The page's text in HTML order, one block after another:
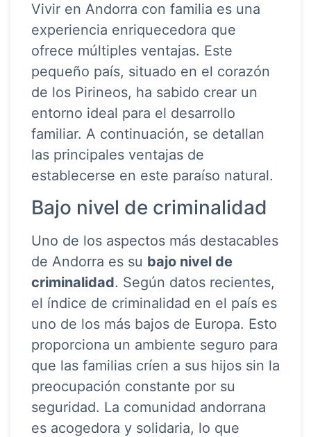
Vivir en Andorra con familia es una
experiencia enriquecedora que
ofrece múltiples ventajas. Este
pequeño país, situado en el corazón
de los Pirineos, ha sabido crear un
entorno ideal para el desarrollo
familiar. A continuación, se detallan
las principales ventajas de
establecerse en este paraíso natural.
Bajo nivel de criminalidad
Uno de los aspectos más destacables
de Andorra es su bajo nivel de
criminalidad. Según datos recientes,
el índice de criminalidad en el país es
uno de los más bajos de Europa. Esto
proporciona un ambiente seguro para
que las familias críen a sus hijos sin la
preocupación constante por su
seguridad. La comunidad andorrana
es acogedora y solidaria, lo que